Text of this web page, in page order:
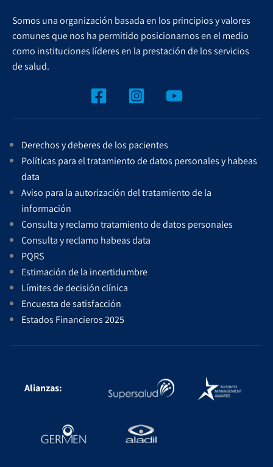
Somos una organización basada en los principios y valores
comunes que nos ha permitido posicionarnos en el medio
como instituciones líderes en la prestación de los servicios
de salud.
Derechos y deberes de los pacientes
Políticas para el tratamiento de datos personales y habeas
data
Aviso para la autorización del tratamiento de la
información
Consulta y reclamo tratamiento de datos personales
Consulta y reclamo habeas data
PQRS
Estimación de la incertidumbre
Límites de decisión clínica
Encuesta de satisfacción
Estados Financieros 2025
Alianzas: